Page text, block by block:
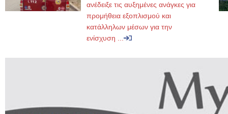
ανέδειξε τις αυξημένες ανάγκες για
προμήθεια εξοπλισμού και
κατάλληλων μέσων για την
ενίσχυση ...